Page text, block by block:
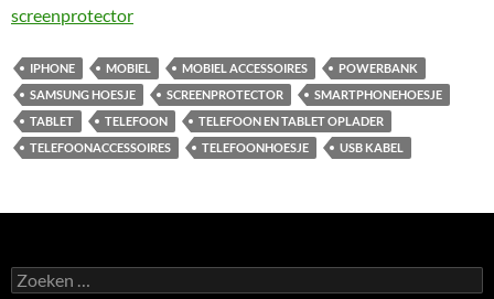
screenprotector
IPHONE MOBIEL MOBIEL ACCESSOIRES
POWERBANK
SAMSUNG HOESJE
SCREENPROTECTOR
SMARTPHONEHOESJE
TABLET
TELEFOON
TELEFOON EN TABLET OPLADER
TELEFOONACCESSOIRES
TELEFOONHOESJE USB KABEL
Zoeken
naar: